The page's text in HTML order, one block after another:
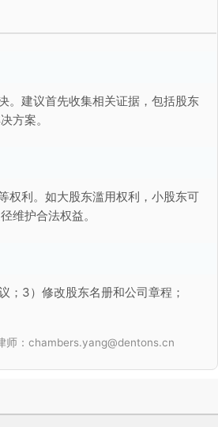
。建议首先收集相关证据，包括股东
方案。
权利。如大股东滥用权利，小股东可
维护合法权益。
；3）修改股东名册和公司章程；
师：chambers.yang@dentons.cn